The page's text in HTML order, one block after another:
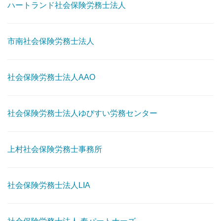
ハートランド社会保険労務士法人
市南社会保険労務士法人
社会保険労務士法人AAO
社会保険労務士法人ゆびすい労務センター
上村社会保険労務士事務所
社会保険労務士法人LIA